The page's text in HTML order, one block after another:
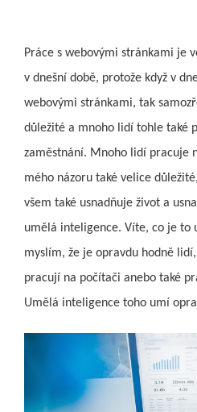
Práce s webovými stránkami je
v dnešní době, protože když v
webovými stránkami, tak
důležité a mnoho lidí tohle také
zaměstnání. Mnoho lidí pracuje
mého názoru také velice
všem také usnadňuje život a
umělá inteligence. Víte, co je to
myslím, že je opravdu hodně
pracují na počítači anebo také
Umělá inteligence toho umí